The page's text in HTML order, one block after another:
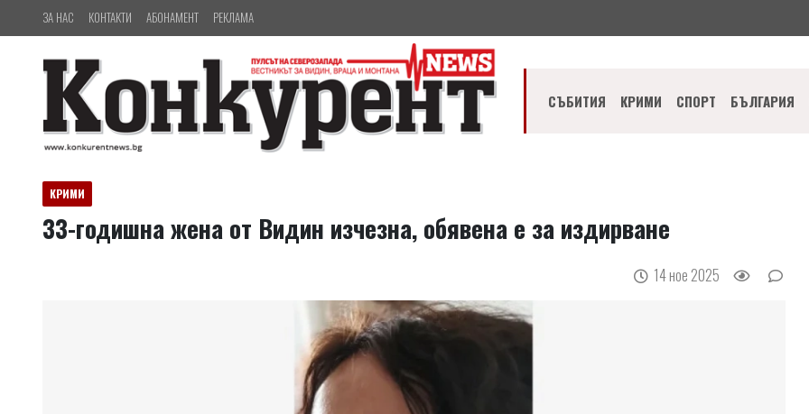
ЗА НАС КОНТАКТИ АБОНАМЕНТ РЕКЛАМА
СЪБИТИЯ КРИМИ СПОРТ БЪЛГАРИЯ
КРИМИ
33-годишна жена от Видин изчезна, обявена е за издирване
14 ное 2025